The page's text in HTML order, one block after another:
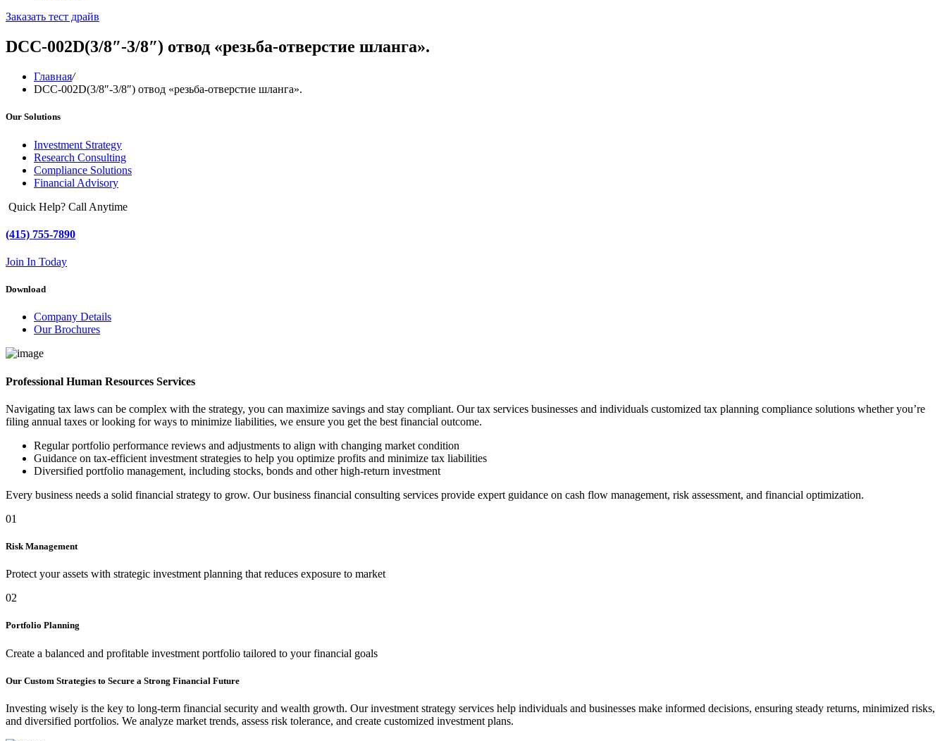
Заказать тест драйв
DCC-002D(3/8″-3/8″) отвод «резьба-отверстие шланга».
Главная/
DCC-002D(3/8″-3/8″) отвод «резьба-отверстие шланга».
Our Solutions
Investment Strategy
Research Consulting
Compliance Solutions
Financial Advisory
Quick Help? Call Anytime
(415) 755-7890
Join In Today
Download
Company Details
Our Brochures
Professional Human Resources Services
Navigating tax laws can be complex with the strategy, you can maximize savings and stay compliant. Our tax services businesses and individuals customized tax planning compliance solutions whether you’re
filing annual taxes or looking for ways to minimize liabilities, we ensure you get the best financial outcome.
Regular portfolio performance reviews and adjustments to align with changing market condition
Guidance on tax-efficient investment strategies to help you optimize profits and minimize tax liabilities
Diversified portfolio management, including stocks, bonds and other high-return investment
Every business needs a solid financial strategy to grow. Our business financial consulting services provide expert guidance on cash flow management, risk assessment, and financial optimization.
01
Risk Management
Protect your assets with strategic investment planning that reduces exposure to market
02
Portfolio Planning
Create a balanced and profitable investment portfolio tailored to your financial goals
Our Custom Strategies to Secure a Strong Financial Future
Investing wisely is the key to long-term financial security and wealth growth. Our investment strategy services help individuals and businesses make informed decisions, ensuring steady returns, minimized risks,
and diversified portfolios. We analyze market trends, assess risk tolerance, and create customized investment plans.